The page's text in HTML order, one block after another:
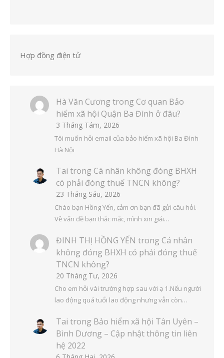
Hợp đồng điện tử
Hà Văn Cương trong Cơ quan Bảo
hiểm xã hội Quận Ba Đình ở đâu?
3 Tháng Tám, 2026
Tôi muốn hỏi email của bảo hiểm xã hội Ba Đình
Hà Nội
Tai trong Cá nhân không đóng BHXH
có phải đóng thuế TNCN không?
23 Tháng Sáu, 2026
Chào bạn Hồng Yến, cảm ơn bạn đã gửi câu hỏi.
Về vấn đề bạn thắc mắc, mình xin giải…
ĐINH THỊ HỒNG YẾN trong Cá nhân
không đóng BHXH có phải đóng thuế
TNCN không?
20 Tháng Tư, 2026
Cho em hỏi vài trường hợp sau với ạ 1.Nếu người
lao động quá tuổi lao động nhưng vẫn còn…
Tai trong Bảo hiểm xã hội Tân Uyên –
Bình Dương – Cập nhật thông tin liên
hệ 2022